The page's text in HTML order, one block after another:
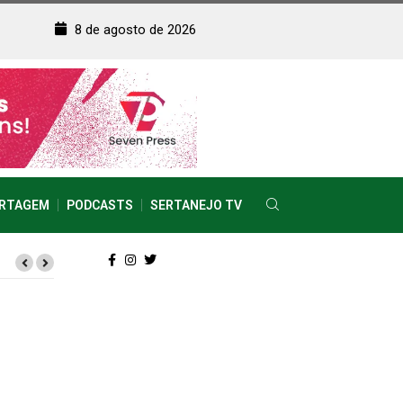
8 de agosto de 2026
PODCASTS SERTANEJO TV